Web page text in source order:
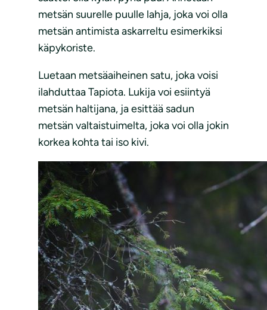
metsän suurelle puulle lahja, joka voi olla
metsän antimista askarreltu esimerkiksi
käpykoriste.
Luetaan metsäaiheinen satu, joka voisi
ilahduttaa Tapiota. Lukija voi esiintyä
metsän haltijana, ja esittää sadun
metsän valtaistuimelta, joka voi olla jokin
korkea kohta tai iso kivi.